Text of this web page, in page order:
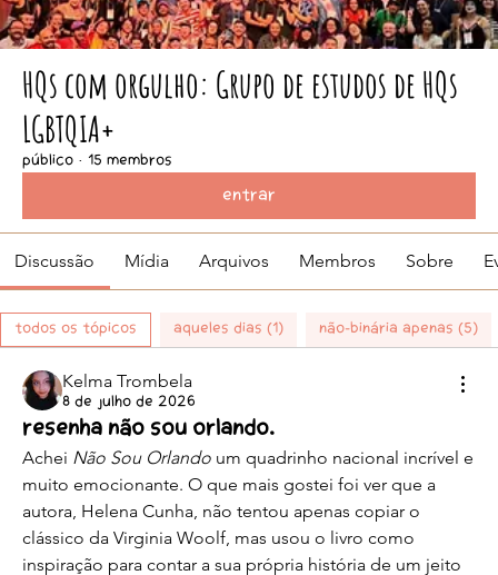
HQs com orgulho: Grupo de estudos de HQs
LGBTQIA+
Público · 15 membros
Entrar
Discussão Mídia Arquivos Membros Sobre
Todos os tópicos Aqueles Dias (1) Não-binária apenas (5)
Kelma Trombela
8 de julho de 2026
Resenha Não sou Orlando.
Achei Não Sou Orlando um quadrinho nacional incrível e
muito emocionante. O que mais gostei foi ver que a
autora, Helena Cunha, não tentou apenas copiar o
clássico da Virginia Woolf, mas usou o livro como
inspiração para contar a sua própria história de um jeito